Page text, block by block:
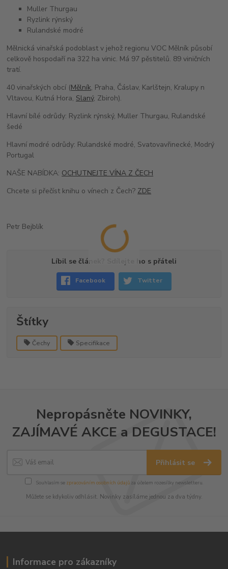
Muller Thurgau
Ryzlink rýnský
Rulandské modré
Mělnická vinařská podoblast v jehož regionu VOC Mělník působí
celkově hospodaří na 322 ha vinic. Má 97 pěstitelů. 89 viničních
tratí.
40 vinařských obcí (Mělník, Praha, Čáslav, Karlštejn, Kralupy n
Vltavou, Kutná Hora, Slaný, Zbiroh).
Hlavní bílé odrůdy: Ryzlink rýnský, Muller Thurgau, Rulandské
šedé
Hlavní modré odrůdy: Rulandské modré, Svatovavřinecké, Modrý
Portugal
NAŠE NABÍDKA: OCHUTNEJTE VÍNA Z ČECH
Chcete si přečíst knihu o vínech z Čech? ZDE
Petr Bejblík
Líbil se článek? Sdílejte ho s přáteli
Facebook Twitter
Štítky
Čechy Specifikace
Nepropásněte NOVINKY,
ZAJÍMAVÉ AKCE a DEGUSTACE!
Přihlásit se
Souhlasím se zpracováním osobních údajůza účelem rozesílky newsletteru.
Můžete se kdykoliv odhlásit. Novinky zasíláme jednou za dva týdny.
Informace pro zákazníky